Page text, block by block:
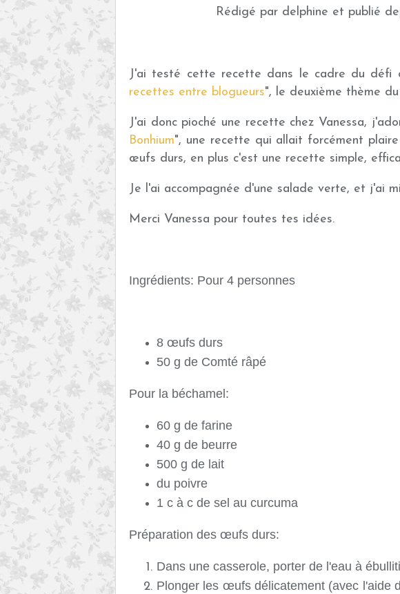
Rédigé par delphine et publié
J'ai testé cette recette dans le cadre du défi
recettes entre blogueurs", le deuxième thème
J'ai donc pioché une recette chez Vanessa,
Bonhium", une recette qui allait forcément
œufs durs, en plus c'est une recette simple,
Je l'ai accompagnée d'une salade verte, et j'ai
Merci Vanessa pour toutes tes idées.
Ingrédients: Pour 4 personnes
8 œufs durs
50 g de Comté râpé
Pour la béchamel:
60 g de farine
40 g de beurre
500 g de lait
du poivre
1 c à c de sel au curcuma
Préparation des œufs durs:
Dans une casserole, porter de l'eau à
Plonger les œufs délicatement (avec l'aide